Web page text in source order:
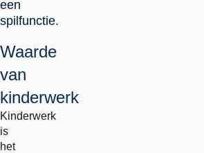
een
spilfunctie.
Waarde
van
kinderwerk
Kinderwerk
is
het